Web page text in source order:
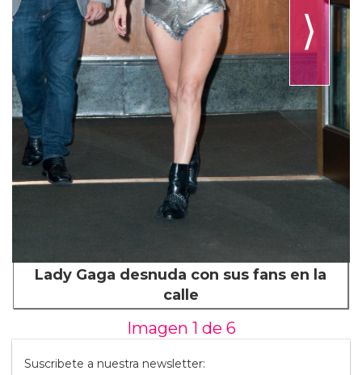
⟩
Lady Gaga desnuda con sus fans en la
calle
Imagen 1 de 6
Suscribete a nuestra newsletter: